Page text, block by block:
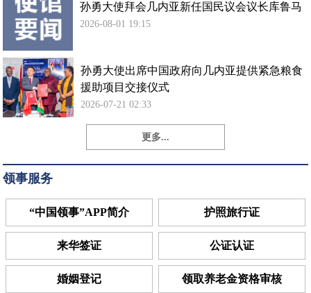
孙勇大使拜会几内亚新任国民议会议长库鲁马
2026-08-01 19:15
孙勇大使出席中国政府向几内亚提供紧急粮食
援助项目交接仪式
2026-07-21 02:33
更多...
领事服务
“中国领事”APP简介 护照旅行证
来华签证 公证认证
婚姻登记 领取养老金资格审核